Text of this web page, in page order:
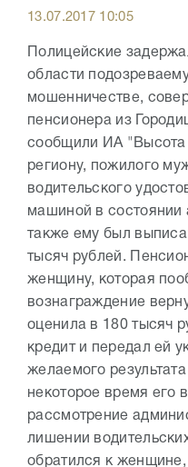
13.07.2017 10:05
Полицейские
области
мошенничестве,
пенсионера из
сообщили ИА
региону, пожилого
водительского
машиной в состоянии
также ему был
тысяч рублей.
женщину, которая
вознаграждение
оценила в 180 тысяч
кредит и передал ей
желаемого
некоторое время его
рассмотрение
лишении
обратился к женщине,